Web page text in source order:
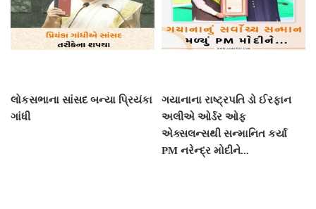
લોકસભાના સાંસદ બન્યા પ્રિયંકા
ગાંધી
ગયાનાના રાષ્ટ્રપતિ ડો ઈરફાન
અલીએ ઓર્ડર ઓફ
એક્સલન્સથી સન્માનિત કર્યા
PM નરેન્દ્ર મોદીને...